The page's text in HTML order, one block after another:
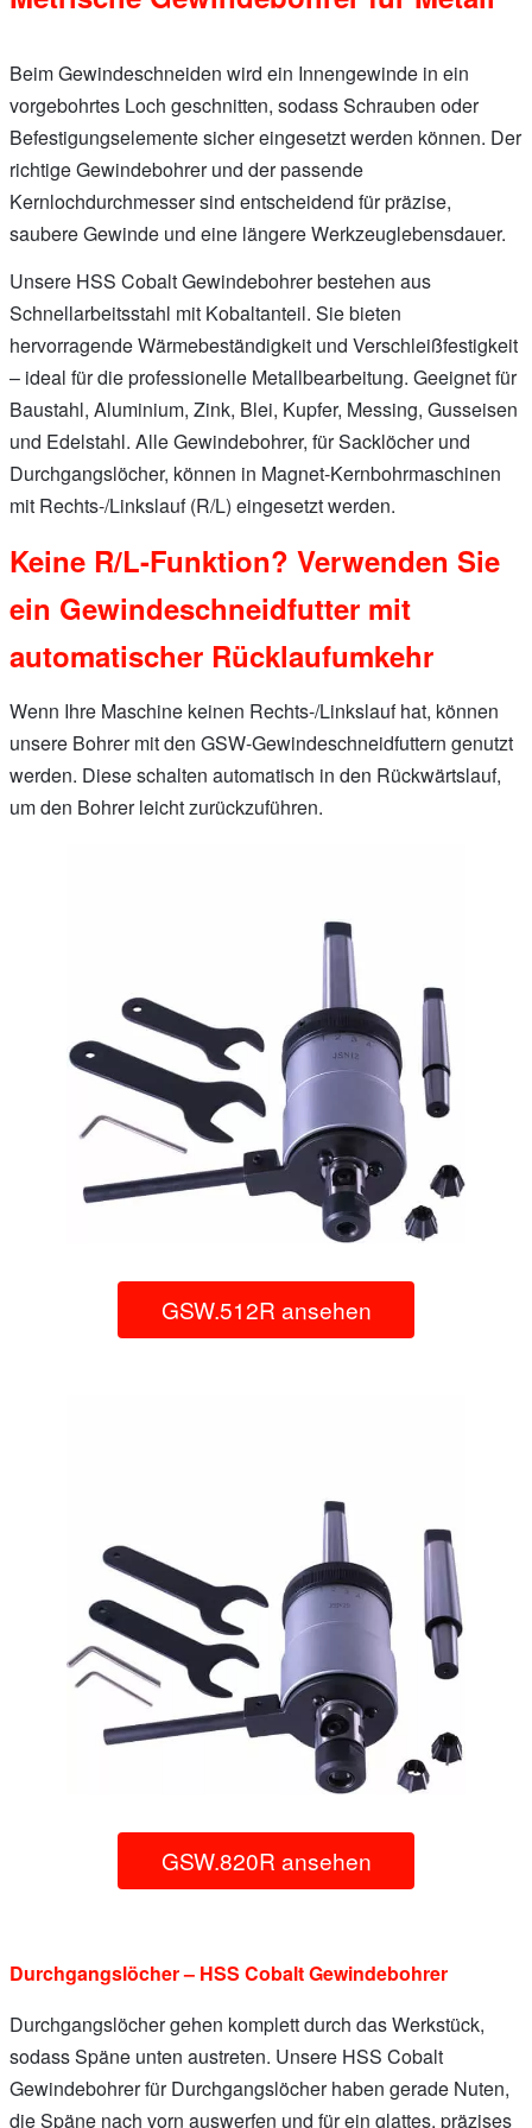
Beim Gewindeschneiden wird ein Innengewinde in ein
vorgebohrtes Loch geschnitten, sodass Schrauben oder
Befestigungselemente sicher eingesetzt werden können. Der
richtige Gewindebohrer und der passende
Kernlochdurchmesser sind entscheidend für präzise,
saubere Gewinde und eine längere Werkzeuglebensdauer.
Unsere HSS Cobalt Gewindebohrer bestehen aus
Schnellarbeitsstahl mit Kobaltanteil. Sie bieten
hervorragende Wärmebeständigkeit und Verschleißfestigkeit
– ideal für die professionelle Metallbearbeitung. Geeignet für
Baustahl, Aluminium, Zink, Blei, Kupfer, Messing, Gusseisen
und Edelstahl. Alle Gewindebohrer, für Sacklöcher und
Durchgangslöcher, können in Magnet-Kernbohrmaschinen
mit Rechts-/Linkslauf (R/L) eingesetzt werden.
Keine R/L-Funktion? Verwenden Sie
ein Gewindeschneidfutter mit
automatischer Rücklaufumkehr
Wenn Ihre Maschine keinen Rechts-/Linkslauf hat, können
unsere Bohrer mit den GSW-Gewindeschneidfuttern genutzt
werden. Diese schalten automatisch in den Rückwärtslauf,
um den Bohrer leicht zurückzuführen.
GSW.512R ansehen
GSW.820R ansehen
Durchgangslöcher – HSS Cobalt Gewindebohrer
Durchgangslöcher gehen komplett durch das Werkstück,
sodass Späne unten austreten. Unsere HSS Cobalt
Gewindebohrer für Durchgangslöcher haben gerade Nuten,
die Späne nach vorn auswerfen und für ein glattes, präzises